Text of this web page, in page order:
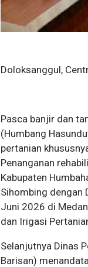
Doloksanggul,
Pasca banjir dan
(Humbang
pertanian
Penanganan
Kabupaten
Sihombing dengan
Juni 2026 di
dan Irigasi
Selanjutnya Dinas
Barisan)